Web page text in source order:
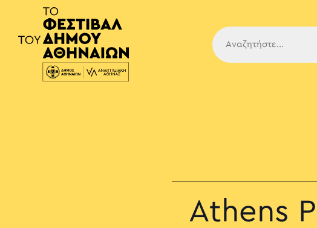
Κύρια
Athens